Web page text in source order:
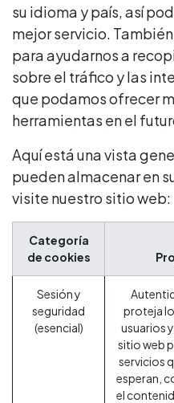
su idioma y país, así
mejor servicio.
para ayudarnos a
sobre el tráfico y las
que podamos ofrecer
herramientas en el
Aquí está una vista
pueden almacenar en
visite nuestro sitio web:
Categoría
de cookies
Sesión y
seguridad
(esencial)
proteja
usuarios
sitio web
servicios
esperan,
el